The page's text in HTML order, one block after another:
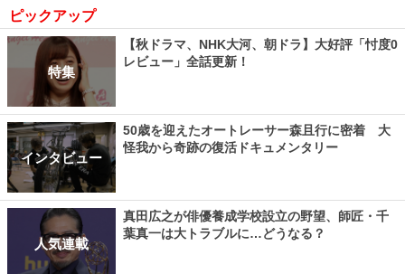
ピックアップ
特集
【秋ドラマ、NHK大河、朝ドラ】大好評「忖度0
レビュー」全話更新！
インタビュー
50歳を迎えたオートレーサー森且行に密着 大
怪我から奇跡の復活ドキュメンタリー
人気連載
真田広之が俳優養成学校設立の野望、師匠・千
葉真一は大トラブルに…どうなる？